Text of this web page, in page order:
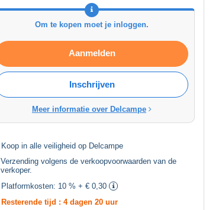
Om te kopen moet je inloggen.
Aanmelden
Inschrijven
Meer informatie over Delcampe
Koop in alle veiligheid op Delcampe
Verzending volgens deverkoopvoorwaarden van de
verkoper.
Platformkosten: 10 % + € 0,30
Resterende tijd : 4 dagen 20 uur